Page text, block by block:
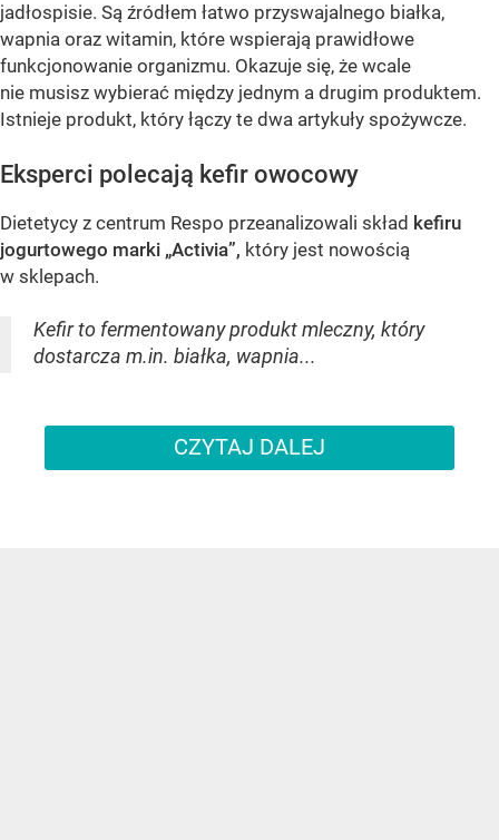
jadłospisie. Są źródłem łatwo przyswajalnego białka,
wapnia oraz witamin, które wspierają prawidłowe
funkcjonowanie organizmu. Okazuje się, że wcale
nie musisz wybierać między jednym a drugim produktem.
Istnieje produkt, który łączy te dwa artykuły spożywcze.
Eksperci polecają kefir owocowy
Dietetycy z centrum Respo przeanalizowali skład kefiru
jogurtowego marki „Activia”, który jest nowością
w sklepach.
Kefir to fermentowany produkt mleczny, który
dostarcza m.in. białka, wapnia...
CZYTAJ DALEJ